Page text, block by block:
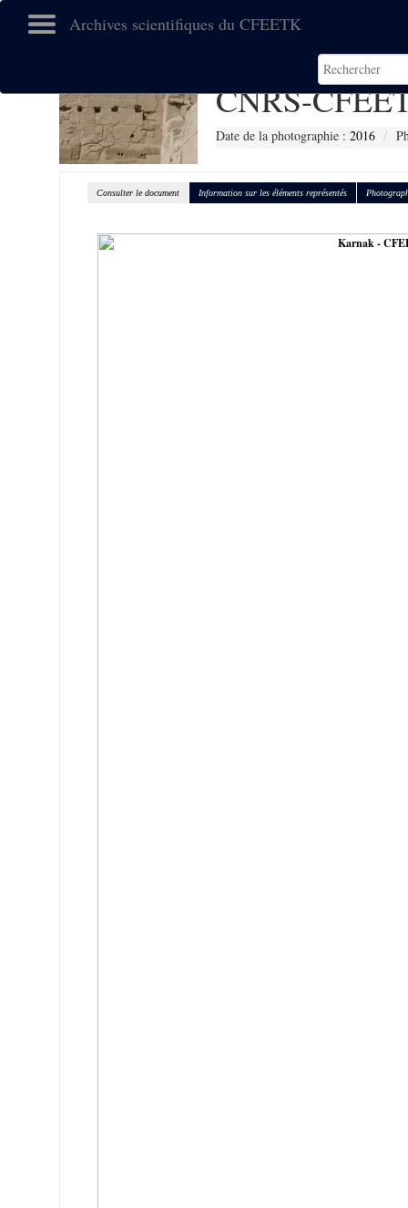
Archives scientifiques du CFEETK
CNRS-
Date de la photographie : 2016
Consulter le document Information sur les éléments représentés